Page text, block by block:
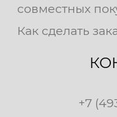
совместных
Как сделать
+7